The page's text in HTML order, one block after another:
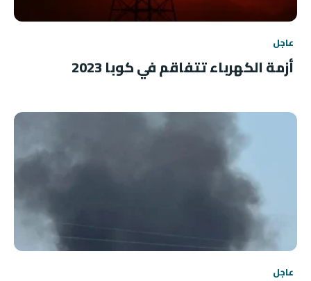
عاجل
أزمة الكهرباء تتفاقم في كوبا 2023
عاجل